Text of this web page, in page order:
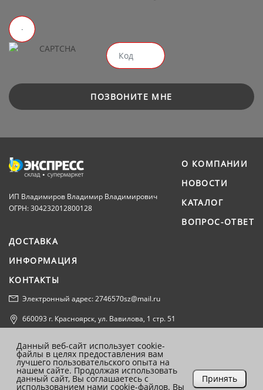
ПОЗВОНИТЕ МНЕ
ИП Владимиров Владимир Владимирович
ОГРН: 304232012800128
О КОМПАНИИ
НОВОСТИ
КАТАЛОГ
ВОПРОС-ОТВЕТ
ДОСТАВКА
ИНФОРМАЦИЯ
КОНТАКТЫ
Электронный адрес: 2746570sz@mail.ru
660093 г. Красноярск, ул. Вавилова, 1 стр. 51
Согласие на обработку персональных данных
Данный веб-сайт использует cookie-
файлы в целях предоставления вам
лучшего пользовательского опыта на
нашем сайте. Продолжая использовать
данный сайт, Вы соглашаетесь с
использованием нами cookie-файлов. Вы
Принять